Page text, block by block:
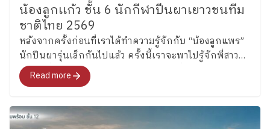
น้องลูกเเก้ว ชั้น 6 นักกีฬาปีนผาเยาวชนทีม
ชาติไทย 2569
หลังจากครั้งก่อนที่เราได้ทำความรู้จักกับ “น้องลูกแพร”
นักปีนผารุ่นเล็กกันไปแล้ว ครั้งนี้เราจะพาไปรู้จักพี่สาว
คนโต ซึ่งล่าสุดได้รับการคัดเลือกเป็นหนึ่งในนักกีฬาปีน
ผาเยาวชนทีมชาติไทย รุ่นอายุไม่เกิน 13 ปี ประเภท
เรือนงาม นักเรียนชั้น 6 โรงเรียนเพลินพัฒนา
Read more